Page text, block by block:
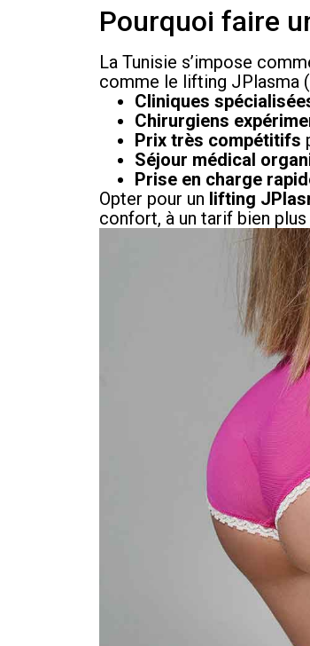
Pourquoi faire
La Tunisie s’impose
comme le lifting JPlasma
Cliniques
Chirurgiens
Prix très compétitifs
Séjour médical
Prise en charge
Opter pour un lifting
confort, à un tarif bien